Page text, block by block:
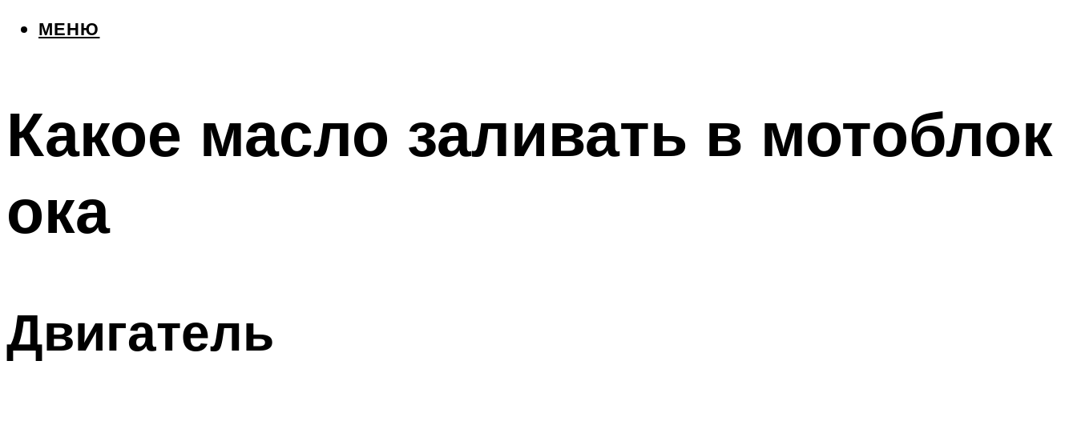
МЕНЮ
Какое масло заливать в мотоблок
ока
Двигатель